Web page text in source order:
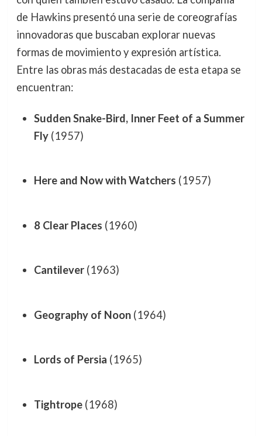
de Hawkins presentó una serie de coreografías
innovadoras que buscaban explorar nuevas
formas de movimiento y expresión artística.
Entre las obras más destacadas de esta etapa se
encuentran:
Sudden Snake-Bird, Inner Feet of a Summer
Fly(1957)
Here and Now with Watchers (1957)
8 Clear Places (1960)
Cantilever(1963)
Geography of Noon(1964)
Lords of Persia (1965)
Tightrope(1968)